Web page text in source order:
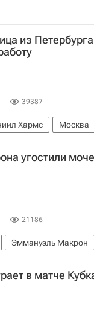
из Петербурга
39387
Хармс Москва
угостили
21186
Эммануэль Макрон
Киев
в матче